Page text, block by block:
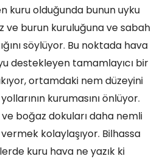
kuru olduğunda bunun uyku
ve burun kuruluğuna ve sabah
söylüyor. Bu noktada hava
destekleyen tamamlayıcı bir
ortamdaki nem düzeyini
kurumasını önlüyor.
ve boğaz dokuları daha nemli
vermek kolaylaşıyor. Bilhassa
kuru hava ne yazık ki